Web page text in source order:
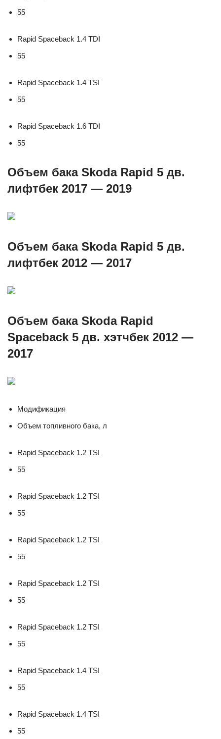
55
Rapid Spaceback 1.4 TDI
55
Rapid Spaceback 1.4 TSI
55
Rapid Spaceback 1.6 TDI
55
Объем бака Skoda Rapid 5 дв.
лифтбек 2017 — 2019
Объем бака Skoda Rapid 5 дв.
лифтбек 2012 — 2017
Объем бака Skoda Rapid
Spaceback 5 дв. хэтчбек 2012 —
2017
Модификация
Объем топливного бака, л
Rapid Spaceback 1.2 TSI
55
Rapid Spaceback 1.2 TSI
55
Rapid Spaceback 1.2 TSI
55
Rapid Spaceback 1.2 TSI
55
Rapid Spaceback 1.2 TSI
55
Rapid Spaceback 1.4 TSI
55
Rapid Spaceback 1.4 TSI
55